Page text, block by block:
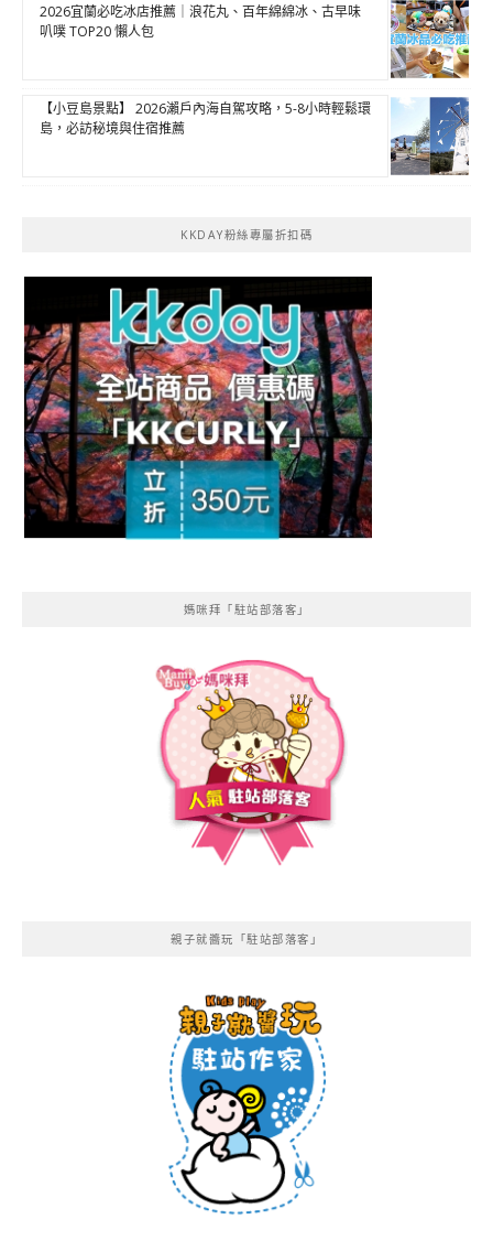
2026宜蘭必吃冰店推薦｜浪花丸、百年綿綿冰、古早味
叭噗 TOP20 懶人包
【小豆島景點】 2026瀨戶內海自駕攻略，5-8小時輕鬆環
島，必訪秘境與住宿推薦
KKDAY粉絲專屬折扣碼
媽咪拜「駐站部落客」
親子就醬玩「駐站部落客」